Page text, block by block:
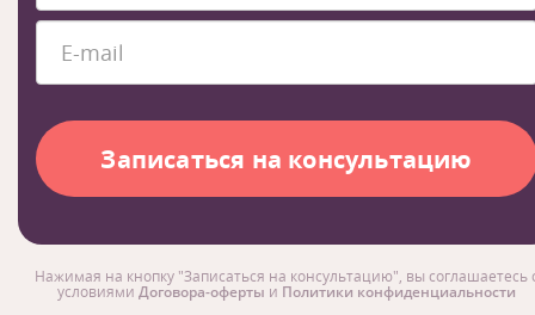
Нажимая на кнопку "Записаться на консультацию", вы соглашаетесь
условиями Договора-оферты и Политики конфиденциальности